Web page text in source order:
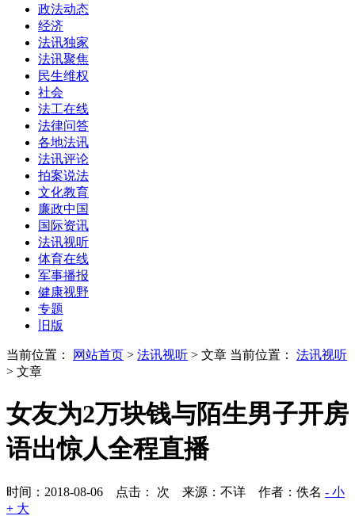
政法动态
经济
法讯独家
法讯聚焦
民生维权
社会
法工在线
法律问答
各地法讯
法讯评论
拍案说法
文化教育
廉政中国
国际资讯
法讯视听
体育在线
军事播报
健康视野
专题
旧版
当前位置： 网站首页 > 法讯视听 > 文章 当前位置： 法讯视听
> 文章
女友为2万块钱与陌生男子开房
语出惊人全程直播
时间：2018-08-06 点击： 次 来源：不详 作者：佚名 - 小
+ 大